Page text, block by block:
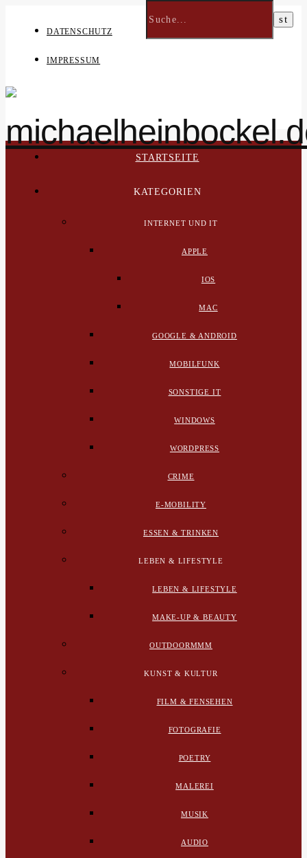
DATENSCHUTZ
IMPRESSUM
STARTSEITE
KATEGORIEN
INTERNET UND IT
APPLE
IOS
MAC
GOOGLE & ANDROID
MOBILFUNK
SONSTIGE IT
WINDOWS
WORDPRESS
CRIME
E-MOBILITY
ESSEN & TRINKEN
LEBEN & LIFESTYLE
LEBEN & LIFESTYLE
MAKE-UP & BEAUTY
OUTDOORMMM
KUNST & KULTUR
FILM & FENSEHEN
FOTOGRAFIE
POETRY
MALEREI
MUSIK
AUDIO